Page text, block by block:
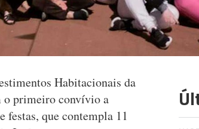
Habitacionais da
o primeiro convívio a
festas, que contempla 11